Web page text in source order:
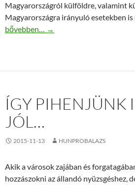
Magyarországról külföldre, valamint
Magyarországra irányuló esetekben is
Ezt kell tudni a csomagküldő
bővebben… →
ÍGY PIHENJÜNK
JÓL…
2015-11-13 HUNPROBALAZS
Akik a városok zajában és
hozzászokni az állandó nyüzsgéshez,